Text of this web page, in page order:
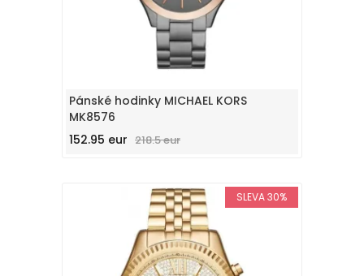
Pánské hodinky MICHAEL KORS
MK8576
152.95 eur 218.5 eur
SLEVA 30%